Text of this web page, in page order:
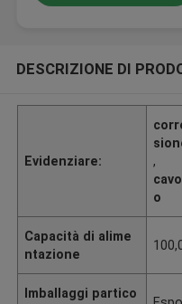
DESCRIZIONE DI
Evidenziare:
,
o
Capacità di alime
ntazione
Imballaggi partico